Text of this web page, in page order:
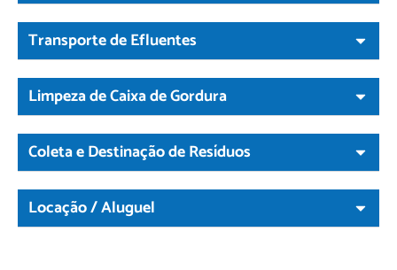
Transporte de Efluentes
Limpeza de Caixa de Gordura
Coleta e Destinação de Resíduos
Locação / Aluguel